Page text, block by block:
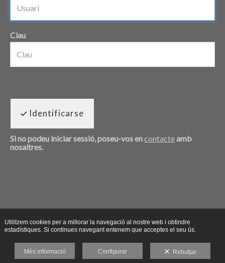
Clau
Identificarse
Si no podeu iniciar sessió, poseu-vos encontacteamb
nosaltres.
Utilitzem cookies per a millorar la navegació al nostre web i obtindre
estadístiques. Si continues navegant entenem que acceptes el seu ús.
Més informació Configurar Rebutjar